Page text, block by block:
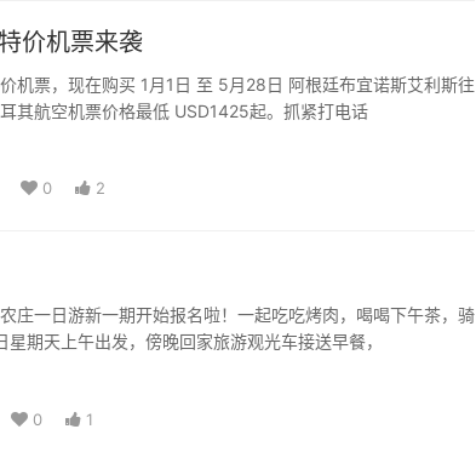
价机票来袭
机票，现在购买 1月1日 至 5月28日 阿根廷布宜诺斯艾利斯往
其航空机票价格最低 USD1425起。抓紧打电话
0 2
庄一日游新一期开始报名啦！一起吃吃烤肉，喝喝下午茶，骑
期天上午出发，傍晚回家旅游观光车接送早餐，
0 1